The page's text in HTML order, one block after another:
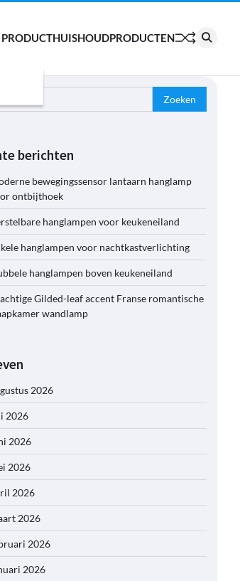
HUISHOUDPRODUCTEN
berichten
bewegingssensor lantaarn hanglamp
ontbijthoek
hanglampen voor keukeneiland
hanglampen voor nachtkastverlichting
hanglampen boven keukeneiland
Gilded-leaf accent Franse romantische
wandlamp
2026
2026
2026
2026
2026
2026
2026
2026